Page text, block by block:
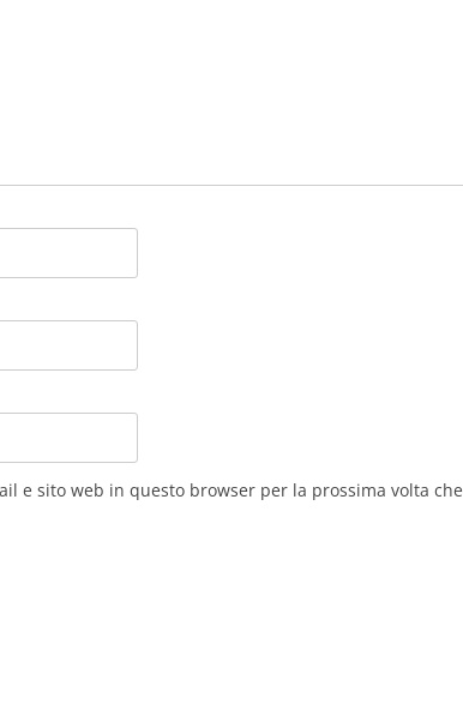
e sito web in questo browser per la prossima volta che